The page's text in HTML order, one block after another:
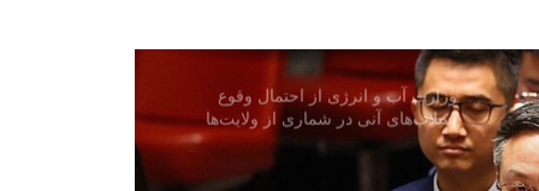
وزارت آب و انرژی از احتمال وقوع
سیلاب‌های آنی در شماری از ولایت‌ها
هشدار داد